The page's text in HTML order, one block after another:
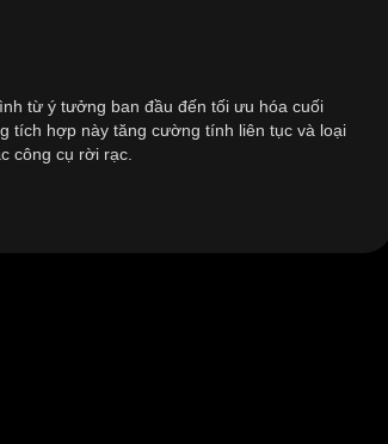
từ ý tưởng ban đầu đến tối ưu hóa cuối
tích hợp này tăng cường tính liên tục và loại
công cụ rời rạc.